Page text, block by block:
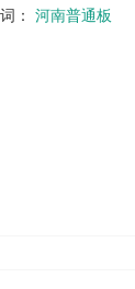
： 河南普通板